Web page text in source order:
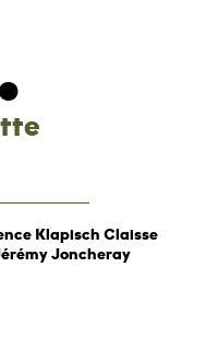
Klapisch Claisse
Joncheray